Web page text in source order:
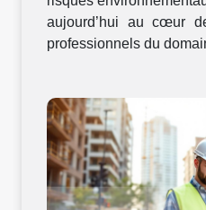
aujourd’hui au cœur
professionnels du